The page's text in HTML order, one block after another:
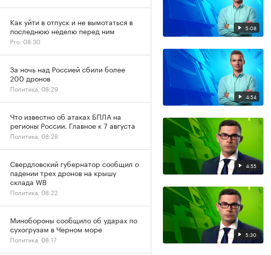
5:08
4:54
4:55
5:30
Как уйти в отпуск и не вымотаться в
последнюю неделю перед ним
Pro, 08:30
За ночь над Россией сбили более
200 дронов
Политика, 08:29
Что известно об атаках БПЛА на
регионы России. Главное к 7 августа
Политика, 08:28
Свердловский губернатор сообщил о
падении трех дронов на крышу
склада WB
Политика, 08:22
Минобороны сообщило об ударах по
сухогрузам в Черном море
Политика, 08:17